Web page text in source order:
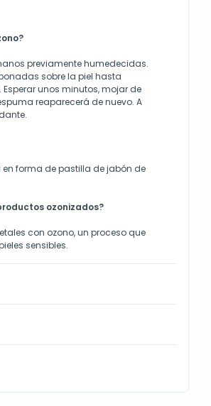
previamente humedecidas.
sobre la piel hasta
unos minutos, mojar de
reaparecerá de nuevo. A
en forma de pastilla de jabón de
ozonizados?
con ozono, un proceso que
sensibles.